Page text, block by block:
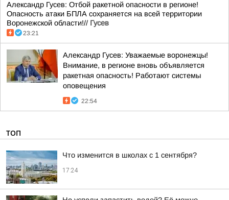
Александр Гусев: Отбой ракетной опасности в регионе!
Опасность атаки БПЛА сохраняется на всей территории
Воронежской области!// Гусев
23:21
Александр Гусев: Уважаемые воронежцы!
Внимание, в регионе вновь объявляется
ракетная опасность! Работают системы
оповещения
22:54
ТОП
Что изменится в школах с 1 сентября?
17:24